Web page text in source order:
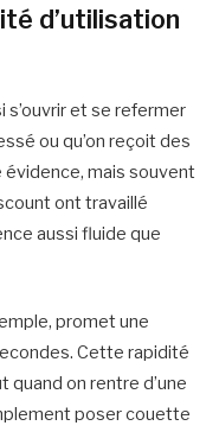
d’utilisation
s’ouvrir et se refermer
ou qu’on reçoit des
évidence, mais souvent
ont travaillé
aussi fluide que
promet une
Cette rapidité
on rentre d’une
poser couette